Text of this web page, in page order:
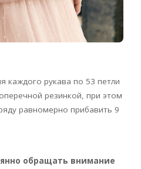
каждого рукава по 53 петли
резинкой, при этом
равномерно прибавить 9
обращать внимание